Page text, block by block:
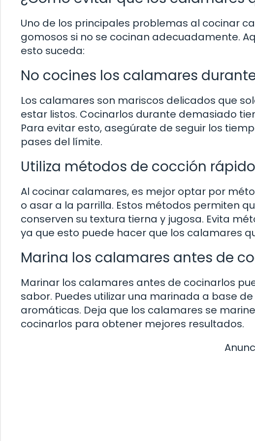
Uno de los principales problemas al cocinar
gomosos si no se cocinan adecuadamente.
esto suceda:
No cocines los calamares
Los calamares son mariscos delicados que
estar listos. Cocinarlos durante demasiado
Para evitar esto, asegúrate de seguir los
pases del límite.
Utiliza métodos de cocción
Al cocinar calamares, es mejor optar por
o asar a la parrilla. Estos métodos permiten
conserven su textura tierna y jugosa. Evita
ya que esto puede hacer que los calamares
Marina los calamares antes de
Marinar los calamares antes de cocinarlos
sabor. Puedes utilizar una marinada a base
aromáticas. Deja que los calamares se
cocinarlos para obtener mejores resultados.